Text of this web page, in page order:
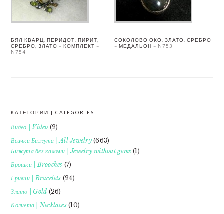
БЯЛ КВАРЦ, ПЕРИДОТ, ПИРИТ,
СРЕБРО, ЗЛАТО – КОМПЛЕКТ –
N754
СОКОЛОВО ОКО, ЗЛАТО, СРЕБРО
– МЕДАЛЬОН – N753
FOOTER
КАТЕГОРИИ | CATEGORIES
Видео | Video (2)
Всички Бижута | All Jewelry(663)
Бижута без камъни | Jewelry without gems (1)
Брошки | Brooches (7)
Гривни | Bracelets (24)
Злато | Gold (26)
Колиета | Necklaces(10)